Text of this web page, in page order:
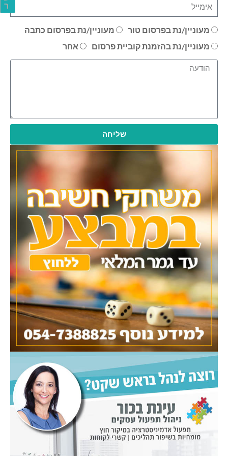
ר
מעוניין/נת בפרסום טור
מעוניין/נת בפרסום כתבה
מעוניין/נת בהזמנת קוביית פרסום
אחר
שליחה